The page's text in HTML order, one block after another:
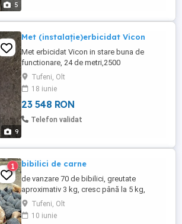
5
9
Met (instalație)erbicidat Vicon
Met erbicidat Vicon in stare buna de
functionare, 24 de metri,2500
litri,cauciucuri noi,pompa noua. Import
recent Franta. Mai multe detalii la telefon.
Tufeni, Olt
18 iunie
23 548 RON
Telefon validat
1 bibilici de carne
de vanzare 70 de bibilici, greutate
aproximativ 3 kg, cresc până la 5 kg,
vârsta 3 luni, crescute cât mai natural și în
libertate.
Tufeni, Olt
10 iunie